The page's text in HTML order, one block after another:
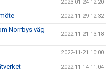
2023-01-24 12:20
2022-11-29 12:32
Norrbys väg
2022-11-21 13:18
2022-11-21 10:00
2022-11-14 11:04